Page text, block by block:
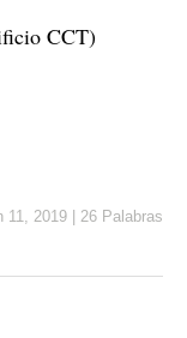
CCT)
11, 2019 | 26 Palabras